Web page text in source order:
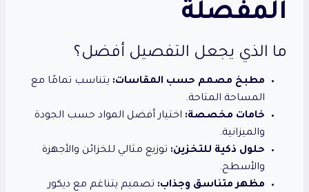
المفصلة
ما الذي يجعل التفصيل أفضل؟
مطبخ مصمم حسب المقاسات: يتناسب تمامًا مع
المساحة المتاحة.
خامات مخصصة: اختيار أفضل المواد حسب الجودة
والميزانية.
حلول ذكية للتخزين: توزيع مثالي للخزائن والأجهزة
والأسطح.
مظهر متناسق وجذاب: تصميم يتناغم مع ديكور